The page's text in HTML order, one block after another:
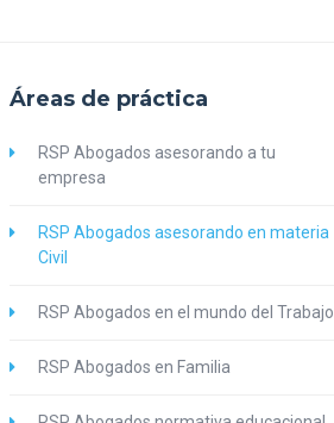
Áreas de práctica
RSP Abogados asesorando a tu
empresa
RSP Abogados asesorando en materia
Civil
RSP Abogados en el mundo del Trabajo
RSP Abogados en Familia